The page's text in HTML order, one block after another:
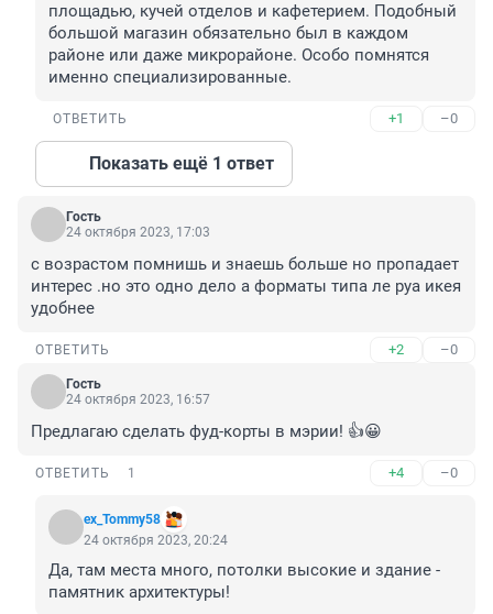
площадью, кучей отделов и кафетерием. Подобный
большой магазин обязательно был в каждом
районе или даже микрорайоне. Особо помнятся
именно специализированные.
ОТВЕТИТЬ +1 –0
Показать ещё 1 ответ
Гость
24 октября 2023, 17:03
с возрастом помнишь и знаешь больше но пропадает
интерес .но это одно дело а форматы типа ле руа икея
удобнее
ОТВЕТИТЬ +2 –0
Гость
24 октября 2023, 16:57
Предлагаю сделать фуд-корты в мэрии! 👍😀
ОТВЕТИТЬ 1 +4 –0
ex_Tommy58
24 октября 2023, 20:24
Да, там места много, потолки высокие и здание -
памятник архитектуры!